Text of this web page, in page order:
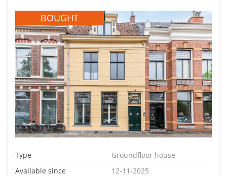
BOUGHT
Type
Groundfloor house
Available since
12-11-2025